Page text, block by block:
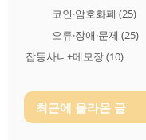
코인·암호화폐 (25)
오류·장애·문제 (25)
잡동사니+메모장(10)
최근에 올라온 글